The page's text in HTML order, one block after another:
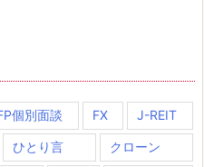
個別面談 FX J-REIT
ひとり言 クローン